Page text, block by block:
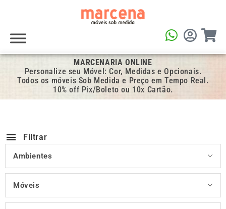
MARCENARIA ONLINE
Personalize seu Móvel: Cor, Medidas e Opcionais.
Todos os móveis Sob Medida e Preço em Tempo Real.
10% off Pix/Boleto ou 10x Cartão.
Filtrar
Ambientes
Móveis